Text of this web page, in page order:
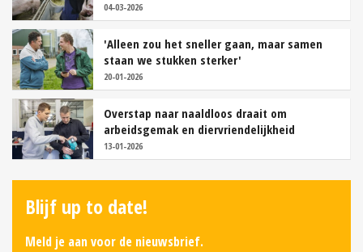
04-03-2026
'Alleen zou het sneller gaan, maar samen
staan we stukken sterker'
20-01-2026
Overstap naar naaldloos draait om
arbeidsgemak en diervriendelijkheid
13-01-2026
Blijf up to date!
Meld je aan voor de nieuwsbrief.